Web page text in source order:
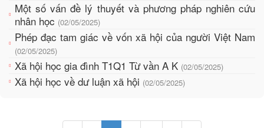
Một số vấn đề lý thuyết và phương pháp nghiên cứu
nhân học (02/05/2025)
Phép đạc tam giác về vốn xã hội của người Việt Nam
(02/05/2025)
Xã hội học gia đình T1Q1 Từ vần A K (02/05/2025)
Xã hội học về dư luận xã hội (02/05/2025)